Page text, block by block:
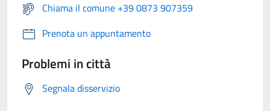
Chiama il comune +39 0873 907359
Prenota un appuntamento
Problemi in città
Segnala disservizio